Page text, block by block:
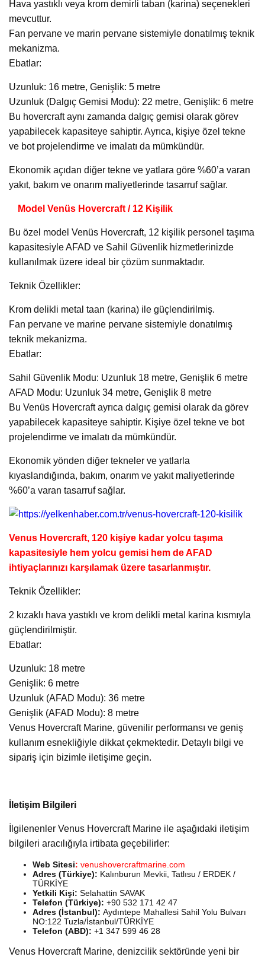
Hava yastıklı veya krom demirli taban (karina) seçenekleri
mevcuttur.
Fan pervane ve marin pervane sistemiyle donatılmış teknik
mekanizma.
Ebatlar:
Uzunluk: 16 metre, Genişlik: 5 metre
Uzunluk (Dalgıç Gemisi Modu): 22 metre, Genişlik: 6 metre
Bu hovercraft aynı zamanda dalgıç gemisi olarak görev
yapabilecek kapasiteye sahiptir. Ayrıca, kişiye özel tekne
ve bot projelendirme ve imalatı da mümkündür.
Ekonomik açıdan diğer tekne ve yatlara göre %60’a varan
yakıt, bakım ve onarım maliyetlerinde tasarruf sağlar.
Model Venüs Hovercraft / 12 Kişilik
Bu özel model Venüs Hovercraft, 12 kişilik personel taşıma
kapasitesiyle AFAD ve Sahil Güvenlik hizmetlerinizde
kullanılmak üzere ideal bir çözüm sunmaktadır.
Teknik Özellikler:
Krom delikli metal taan (karina) ile güçlendirilmiş.
Fan pervane ve marine pervane sistemiyle donatılmış
teknik mekanizma.
Ebatlar:
Sahil Güvenlik Modu: Uzunluk 18 metre, Genişlik 6 metre
AFAD Modu: Uzunluk 34 metre, Genişlik 8 metre
Bu Venüs Hovercraft ayrıca dalgıç gemisi olarak da görev
yapabilecek kapasiteye sahiptir. Kişiye özel tekne ve bot
projelendirme ve imalatı da mümkündür.
Ekonomik yönden diğer tekneler ve yatlarla
kıyaslandığında, bakım, onarım ve yakıt maliyetlerinde
%60’a varan tasarruf sağlar.
Venus Hovercraft, 120 kişiye kadar yolcu taşıma
kapasitesiyle hem yolcu gemisi hem de AFAD
ihtiyaçlarınızı karşılamak üzere tasarlanmıştır.
Teknik Özellikler:
2 kızaklı hava yastıklı ve krom delikli metal karina kısmıyla
güçlendirilmiştir.
Ebatlar:
Uzunluk: 18 metre
Genişlik: 6 metre
Uzunluk (AFAD Modu): 36 metre
Genişlik (AFAD Modu): 8 metre
Venus Hovercraft Marine, güvenilir performansı ve geniş
kullanım esnekliğiyle dikkat çekmektedir. Detaylı bilgi ve
sipariş için bizimle iletişime geçin.
İletişim Bilgileri
İlgilenenler Venus Hovercraft Marine ile aşağıdaki iletişim
bilgileri aracılığıyla irtibata geçebilirler:
Web Sitesi: venushovercraftmarine.com
Adres (Türkiye): Kalınburun Mevkii, Tatlısu / ERDEK /
TÜRKİYE
Yetkili Kişi: Selahattin SAVAK
Telefon (Türkiye): +90 532 171 42 47
Adres (İstanbul): Aydıntepe Mahallesi Sahil Yolu Bulvarı
NO:122 Tuzla/İstanbul/TÜRKİYE
Telefon (ABD): +1 347 599 46 28
Venus Hovercraft Marine, denizcilik sektöründe yeni bir